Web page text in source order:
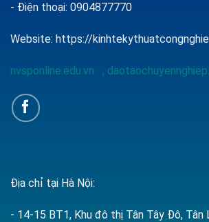
- Điện thoại: 0904877770
Website: https://
nvsponline.edu.vn ,
Địa chỉ tại Hà Nội:
- 14-15 BT1, Khu đô thị Tân Tây Đô, Tân